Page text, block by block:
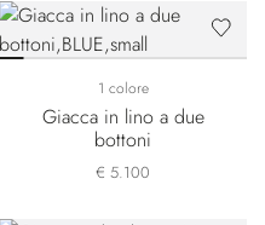
1 colore
Giacca in lino a due
bottoni
€ 5.100